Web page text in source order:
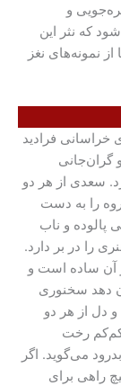
و
که نثر این
نمونه‌های نغز
خراسانی فرادید
گران‌جانی
سعدی از هر دو
را به دست
پالوده و ناب
را در بر دارد.
آن ساده است و
دهد سخنوری
دل از هر دو
کم‌کم رخت
می‌گوید. اگر
راهی برای